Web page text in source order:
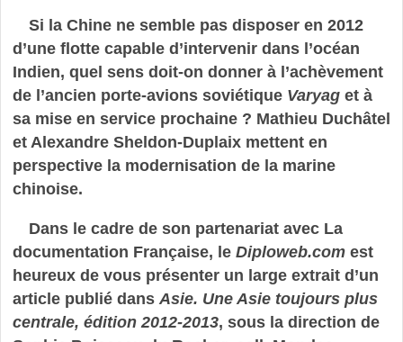
Si la Chine ne semble pas disposer en 2012
d’une flotte capable d’intervenir dans l’océan
Indien, quel sens doit-on donner à l’achèvement
de l’ancien porte-avions soviétique Varyaget à
sa mise en service prochaine ? Mathieu Duchâtel
et Alexandre Sheldon-Duplaix mettent en
perspective la modernisation de la marine
chinoise.
Dans le cadre de son partenariat avec La
documentation Française, le Diploweb.comest
heureux de vous présenter un large extrait d’un
article publié dans Asie. Une Asie toujours plus
centrale, édition 2012-2013, sous la direction de